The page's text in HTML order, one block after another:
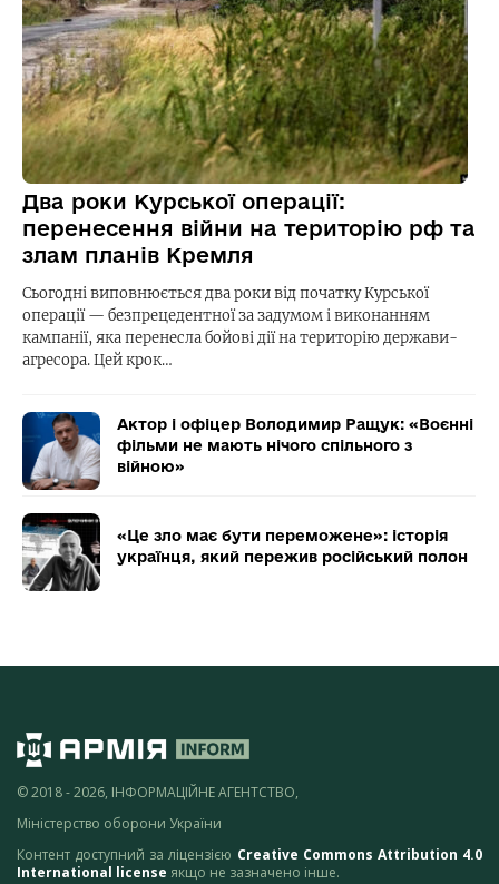
Два роки Курської операції:
перенесення війни на територію рф та
злам планів Кремля
Сьогодні виповнюється два роки від початку Курської
операції — безпрецедентної за задумом і виконанням
кампанії, яка перенесла бойові дії на територію держави-
агресора. Цей крок…
Актор і офіцер Володимир Ращук: «Воєнні
фільми не мають нічого спільного з
війною»
«Це зло має бути переможене»: історія
українця, який пережив російський полон
© 2018 - 2026, ІНФОРМАЦІЙНЕ АГЕНТСТВО,
Міністерство оборони України
Контент доступний за ліцензією Creative Commons Attribution 4.0
International license якщо не зазначено інше.